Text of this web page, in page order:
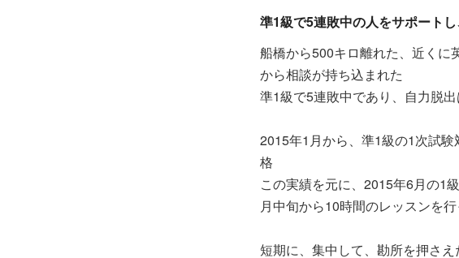
高校２年で２級を取った逸材だ。
さらに、以前の受講生から１級
で始まり、読解や単語にも拡大
ガイドにも挑戦したいとの希望を
昨年秋は、合格しないことが不
トし、全員合格だった
今回はそうは問屋がおろさなか
準1級で5連敗中の人をサポート
船橋から500キロ離れた、近くに
から相談が持ち込まれた
準1級で5連敗中であり、自力脱
2015年1月から、準1級の1次試
格
この実績を元に、2015年6月の1
月中旬から10時間のレッスンを
短期に、集中して、勘所を押さ